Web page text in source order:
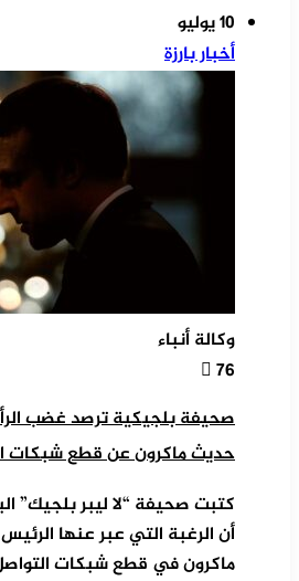
10 يوليو
أخبار بارزة
وكالة أنباء
76
صحيفة بلجيكية ترصد غضب
حديث ماكرون عن قطع شبكات
كتبت صحيفة “لا ليبر بلجيك”
أن الرغبة التي عبر عنها
ماكرون في قطع شبكات